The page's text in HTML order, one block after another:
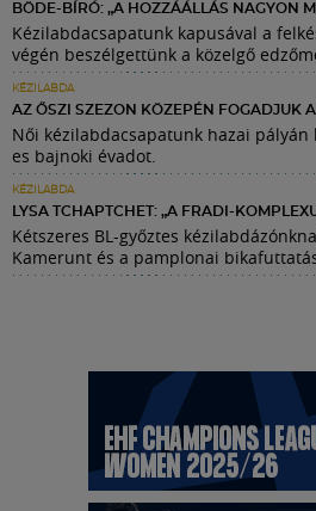
BÖDE-BÍRÓ: „A HOZZÁÁLLÁS NAGYON
Kézilabdacsapatunk kapusával a
végén beszélgettünk a közelgő
KÉZILABDA
AZ ŐSZI SZEZON KÖZEPÉN FOGADJUK A
Női kézilabdacsapatunk hazai pályán
es bajnoki évadot.
KÉZILABDA
LYSA TCHAPTCHET: „A FRADI-
Kétszeres BL-győztes
Kamerunt és a pamplonai